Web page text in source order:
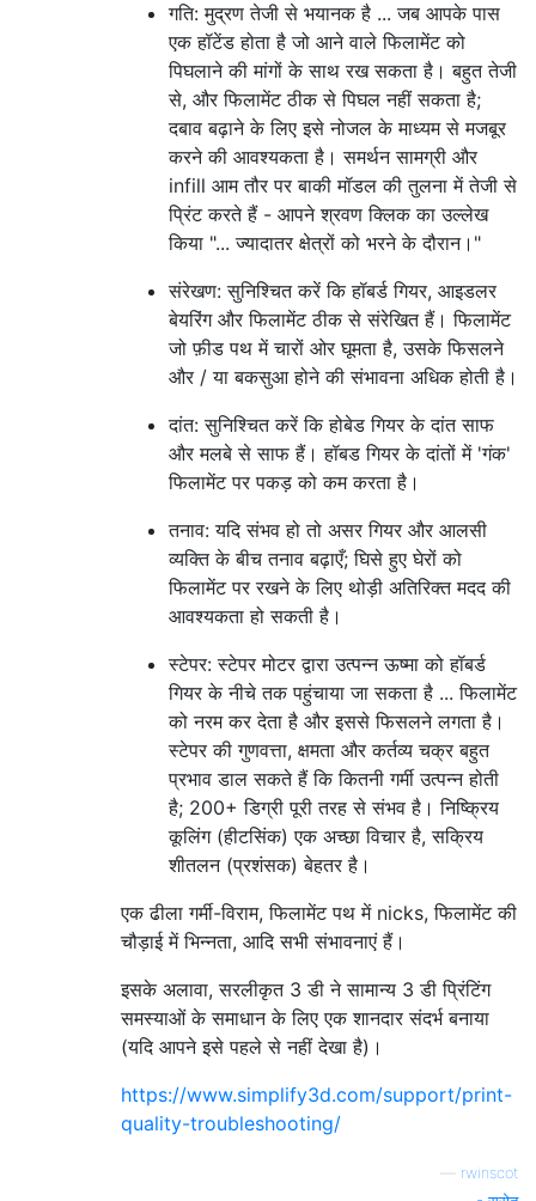
गति: मुद्रण तेजी से भयानक है ... जब आपके पास
एक हॉटेंड होता है जो आने वाले फिलामेंट को
पिघलाने की मांगों के साथ रख सकता है। बहुत तेजी
से, और फिलामेंट ठीक से पिघल नहीं सकता है;
दबाव बढ़ाने के लिए इसे नोजल के माध्यम से मजबूर
करने की आवश्यकता है। समर्थन सामग्री और
infill आम तौर पर बाकी मॉडल की तुलना में तेजी से
प्रिंट करते हैं - आपने श्रवण क्लिक का उल्लेख
किया "... ज्यादातर क्षेत्रों को भरने के दौरान।"
संरेखण: सुनिश्चित करें कि हॉबर्ड गियर, आइडलर
बेयरिंग और फिलामेंट ठीक से संरेखित हैं। फिलामेंट
जो फ़ीड पथ में चारों ओर घूमता है, उसके फिसलने
और / या बकसुआ होने की संभावना अधिक होती है।
दांत: सुनिश्चित करें कि होबेड गियर के दांत साफ
और मलबे से साफ हैं। हॉबड गियर के दांतों में 'गंक'
फिलामेंट पर पकड़ को कम करता है।
तनाव: यदि संभव हो तो असर गियर और आलसी
व्यक्ति के बीच तनाव बढ़ाएँ; घिसे हुए घेरों को
फिलामेंट पर रखने के लिए थोड़ी अतिरिक्त मदद की
आवश्यकता हो सकती है।
स्टेपर: स्टेपर मोटर द्वारा उत्पन्न ऊष्मा को हॉबर्ड
गियर के नीचे तक पहुंचाया जा सकता है ... फिलामेंट
को नरम कर देता है और इससे फिसलने लगता है।
स्टेपर की गुणवत्ता, क्षमता और कर्तव्य चक्र बहुत
प्रभाव डाल सकते हैं कि कितनी गर्मी उत्पन्न होती
है; 200+ डिग्री पूरी तरह से संभव है। निष्क्रिय
कूलिंग (हीटसिंक) एक अच्छा विचार है, सक्रिय
शीतलन (प्रशंसक) बेहतर है।
एक ढीला गर्मी-विराम, फिलामेंट पथ में nicks, फिलामेंट की
चौड़ाई में भिन्नता, आदि सभी संभावनाएं हैं।
इसके अलावा, सरलीकृत 3 डी ने सामान्य 3 डी प्रिंटिंग
समस्याओं के समाधान के लिए एक शानदार संदर्भ बनाया
(यदि आपने इसे पहले से नहीं देखा है)।
https://www.simplify3d.com/support/print-
quality-troubleshooting/
rwinscot